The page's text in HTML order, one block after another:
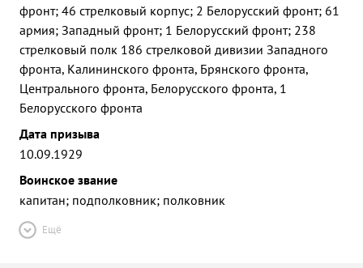
фронт; 46 стрелковый корпус; 2 Белорусский фронт; 61
армия; Западный фронт; 1 Белорусский фронт; 238
стрелковый полк 186 стрелковой дивизии Западного
фронта, Калининского фронта, Брянского фронта,
Центрального фронта, Белорусского фронта, 1
Белорусского фронта
Дата призыва
10.09.1929
Воинское звание
капитан; подполковник; полковник
Ещё